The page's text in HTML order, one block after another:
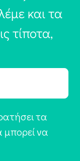
και τα
τίποτα,
τα
μπορεί να